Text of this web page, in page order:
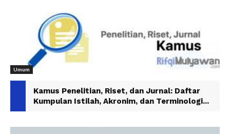
Umum
Kamus Penelitian, Riset, dan Jurnal: Daftar
Kumpulan Istilah, Akronim, dan Terminologi...